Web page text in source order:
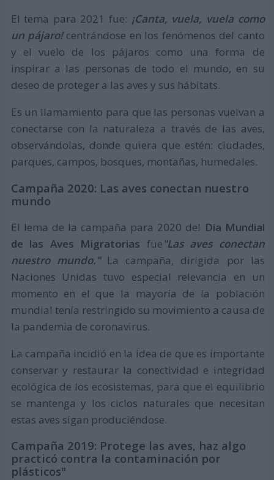
El tema para 2021 fue: ¡Canta, vuela, vuela como
un pájaro!centrándose en los fenómenos del canto
y el vuelo de los pájaros como una forma de
inspirar a las personas de todo el mundo, en su
deseo de proteger a las aves y sus hábitats.
Es un llamamiento para que las personas vuelvan a
conectarse con la naturaleza a través de las aves,
observándolas, donde quiera que estén: ciudades,
parques, campos, bosques, montañas, humedales.
Campaña 2020: Las aves conectan nuestro
mundo
El lema de la campaña para 2020 del Día Mundial
de las Aves Migratorias fue"Las aves conectan
nuestro mundo."La campaña, dirigida por las
Naciones Unidas tuvo especial relevancia en un
momento en el que la mayoría de la población
mundial tenía restringido su movimiento a causa de
la pandemia de coronavirus.
La campaña incidió en la idea de que es importante
conservar y restaurar la conectividad e integridad
ecológica de los ecosistemas, para que el equilibrio
se mantenga y los ciclos naturales que necesitan
estas aves sigan produciéndose.
Campaña 2019: Protege las aves, haz algo
practicó contra la contaminación por
plásticos"